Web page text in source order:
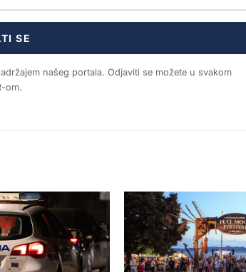
SE
našeg portala. Odjaviti se možete u svakom
om.